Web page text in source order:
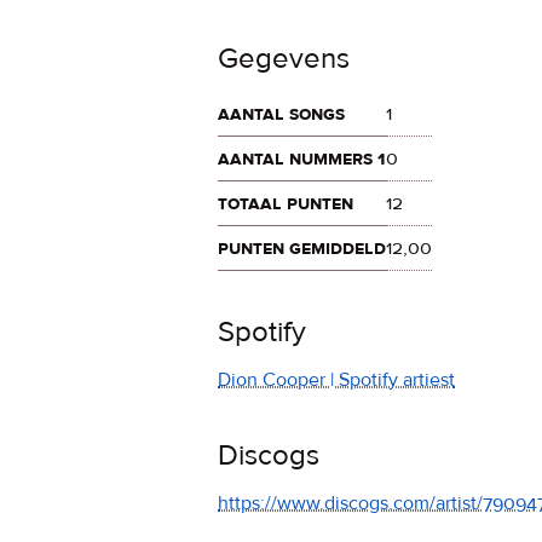
Gegevens
aantal songs
1
aantal nummers 10
totaal punten
12
punten gemiddeld12,00
Spotify
Dion Cooper | Spotify artiest
Discogs
https://www.discogs.com/artist/